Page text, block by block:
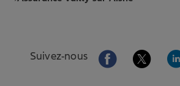
Suivez-nous Aller sur la page
Aller sur